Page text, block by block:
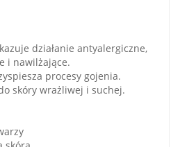
działanie antyalergiczne,
i nawilżające.
procesy gojenia.
skóry wrażliwej i suchej.